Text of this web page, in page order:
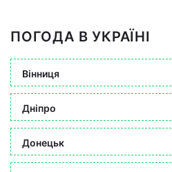
ПОГОДА В УКРАЇНІ
Вінниця
Дніпро
Донецьк